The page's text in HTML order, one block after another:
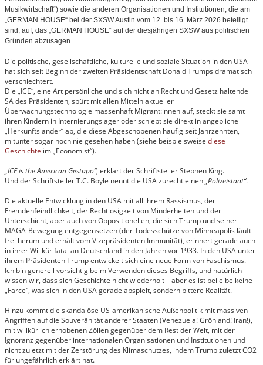
Musikwirtschaft“) sowie die anderen Organisationen und Institutionen, die am
„GERMAN HOUSE“ bei der SXSW Austin vom 12. bis 16. März 2026 beteiligt
sind, auf, das „GERMAN HOUSE“ auf der diesjährigen SXSW aus politischen
Gründen abzusagen.
Die politische, gesellschaftliche, kulturelle und soziale Situation in den USA
hat sich seit Beginn der zweiten Präsidentschaft Donald Trumps dramatisch
verschlechtert.
Die „ICE“, eine Art persönliche und sich nicht an Recht und Gesetz haltende
SA des Präsidenten, spürt mit allen Mitteln aktueller
Überwachungstechnologie massenhaft Migrant:innen auf, steckt sie samt
ihren Kindern in Internierungslager oder schiebt sie direkt in angebliche
„Herkunftsländer“ ab, die diese Abgeschobenen häufig seit Jahrzehnten,
mitunter sogar noch nie gesehen haben (siehe beispielsweise diese
Geschichte im „Economist“).
„ICE is the American Gestapo“, erklärt der Schriftsteller Stephen King.
Und der Schriftsteller T.C. Boyle nennt die USA zurecht einen „Polizeistaat“.
Die aktuelle Entwicklung in den USA mit all ihrem Rassismus, der
Fremdenfeindlichkeit, der Rechtlosigkeit von Minderheiten und der
Unterschicht, aber auch von Oppositionellen, die sich Trump und seiner
MAGA-Bewegung entgegensetzen (der Todesschütze von Minneapolis läuft
frei herum und erhält vom Vizepräsidenten Immunität), erinnert gerade auch
in ihrer Willkür fatal an Deutschland in den Jahren vor 1933. In den USA unter
ihrem Präsidenten Trump entwickelt sich eine neue Form von Faschismus.
Ich bin generell vorsichtig beim Verwenden dieses Begriffs, und natürlich
wissen wir, dass sich Geschichte nicht wiederholt – aber es ist beileibe keine
„Farce“, was sich in den USA gerade abspielt, sondern bittere Realität.
Hinzu kommt die skandalöse US-amerikanische Außenpolitik mit massiven
Angriffen auf die Souveränität anderer Staaten (Venezuela! Grönland! Iran!),
mit willkürlich erhobenen Zöllen gegenüber dem Rest der Welt, mit der
Ignoranz gegenüber internationalen Organisationen und Institutionen und
nicht zuletzt mit der Zerstörung des Klimaschutzes, indem Trump zuletzt CO2
für ungefährlich erklärt hat.